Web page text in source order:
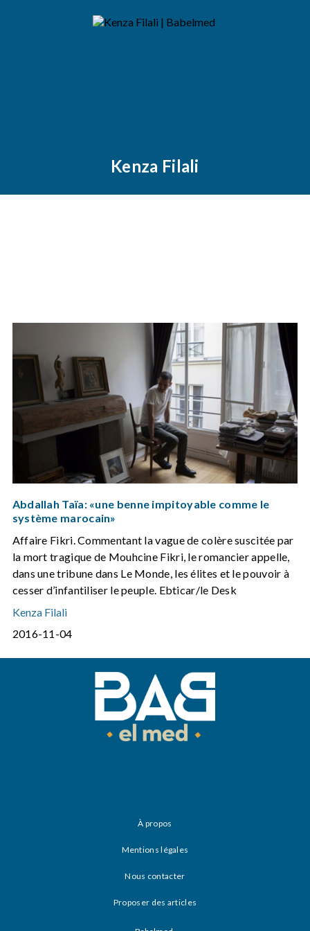
Kenza Filali
Abdallah Taïa: «une benne impitoyable comme le
système marocain»
Affaire Fikri. Commentant la vague de colère suscitée par
la mort tragique de Mouhcine Fikri, le romancier appelle,
dans une tribune dans Le Monde, les élites et le pouvoir à
cesser d’infantiliser le peuple. Ebticar/le Desk
Kenza Filali
2016-11-04
À propos
Mentions légales
Nous contacter
Proposer des articles